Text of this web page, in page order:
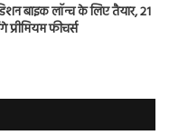
बाइक लॉन्च के लिए तैयार, 21
फीचर्स